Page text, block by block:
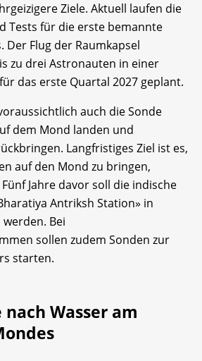
Ziele. Aktuell laufen die
Tests für die erste bemannte
Der Flug der Raumkapsel
zu drei Astronauten in einer
das erste Quartal 2027 geplant.
auch die Sonde
dem Mond landen und
Langfristiges Ziel ist es,
auf den Mond zu bringen,
Jahre davor soll die indische
Antriksh Station» in
Bei
sollen zudem Sonden zur
starten.
nach Wasser am